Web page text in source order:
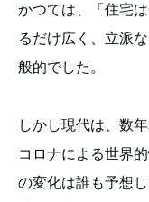
かつては、「住宅
るだけ広く、立派
般的でした。
しかし現代は、数
コロナによる世界
の変化は誰も予想